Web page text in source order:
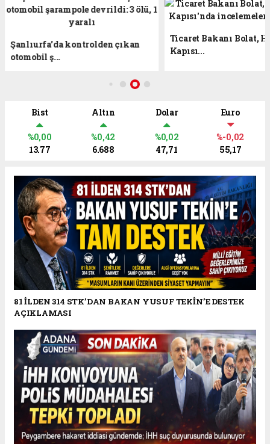
Şanlıurfa’da kontrolden çıkan
otomobil ş...
Ticaret Bakanı Bolat,
Kapısı...
Bist
%0,00
13.77
Altın
%0,42
6.688
Dolar
%0,02
47,71
Euro
%-0,02
55,17
81 İLDEN 314 STK’DAN BAKAN YUSUF TEKİN’E DESTEK
AÇIKLAMASI